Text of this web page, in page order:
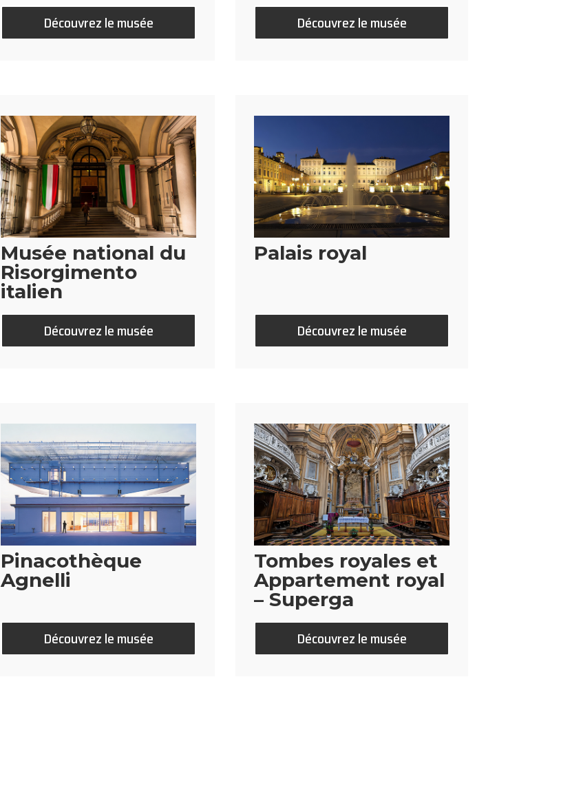
Découvrez le musée Découvrez le musée
Musée national du
Risorgimento
italien
Découvrez le musée
Palais royal
Découvrez le musée
Pinacothèque
Agnelli
Découvrez le musée
Tombes royales et
Appartement royal
– Superga
Découvrez le musée